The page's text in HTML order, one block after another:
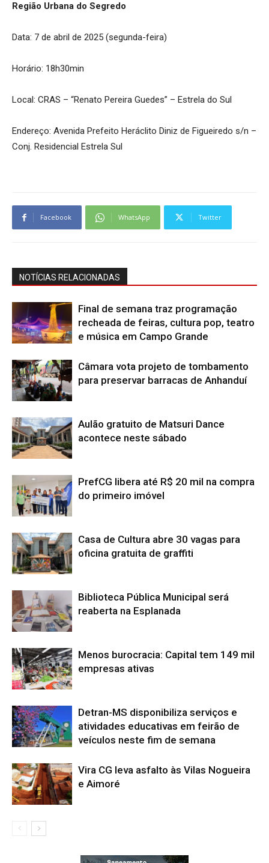
Região Urbana do Segredo
Data: 7 de abril de 2025 (segunda-feira)
Horário: 18h30min
Local: CRAS – “Renato Pereira Guedes” – Estrela do Sul
Endereço: Avenida Prefeito Heráclito Diniz de Figueiredo s/n –
Conj. Residencial Estrela Sul
Facebook WhatsApp Twitter
NOTÍCIAS RELACIONADAS
Final de semana traz programação
recheada de feiras, cultura pop, teatro
e música em Campo Grande
Câmara vota projeto de tombamento
para preservar barracas de Anhanduí
Aulão gratuito de Matsuri Dance
acontece neste sábado
PrefCG libera até R$ 20 mil na compra
do primeiro imóvel
Casa de Cultura abre 30 vagas para
oficina gratuita de graffiti
Biblioteca Pública Municipal será
reaberta na Esplanada
Menos burocracia: Capital tem 149 mil
empresas ativas
Detran-MS disponibiliza serviços e
atividades educativas em feirão de
veículos neste fim de semana
Vira CG leva asfalto às Vilas Nogueira
e Aimoré